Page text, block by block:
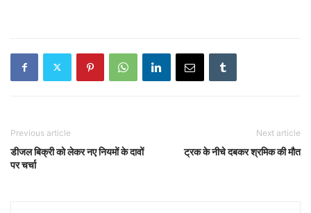
Previous article
डीजल बिक्री को लेकर नए नियमों के दावों
पर चर्चा
Next article
ट्रक के नीचे दबकर श्रमिक की मौत